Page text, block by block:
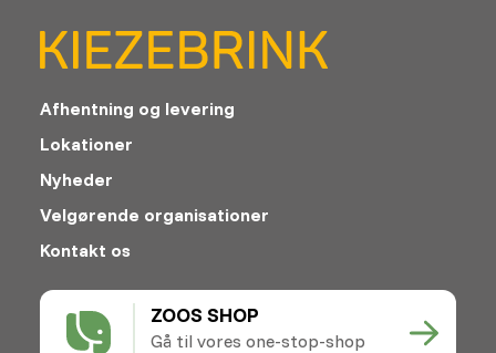
ZOOS SHOP
Gå til vores one-stop-shop
Afhentning og levering
Lokationer
Nyheder
Velgørende organisationer
Kontakt os